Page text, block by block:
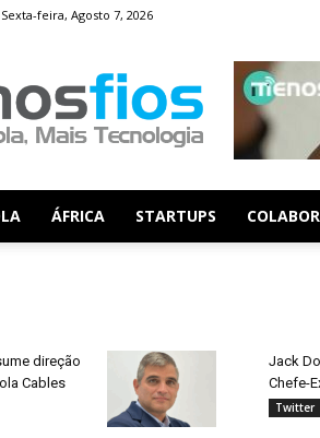
Sexta-feira, Agosto 7, 2026
Fios
ÁFRICA STARTUPS
direção
Cables
Jack
Chefe-
Twitter